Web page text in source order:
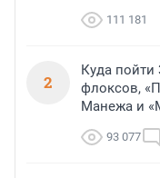
111 181
2
Куда пойти
флоксов,
Манежа и
93 077